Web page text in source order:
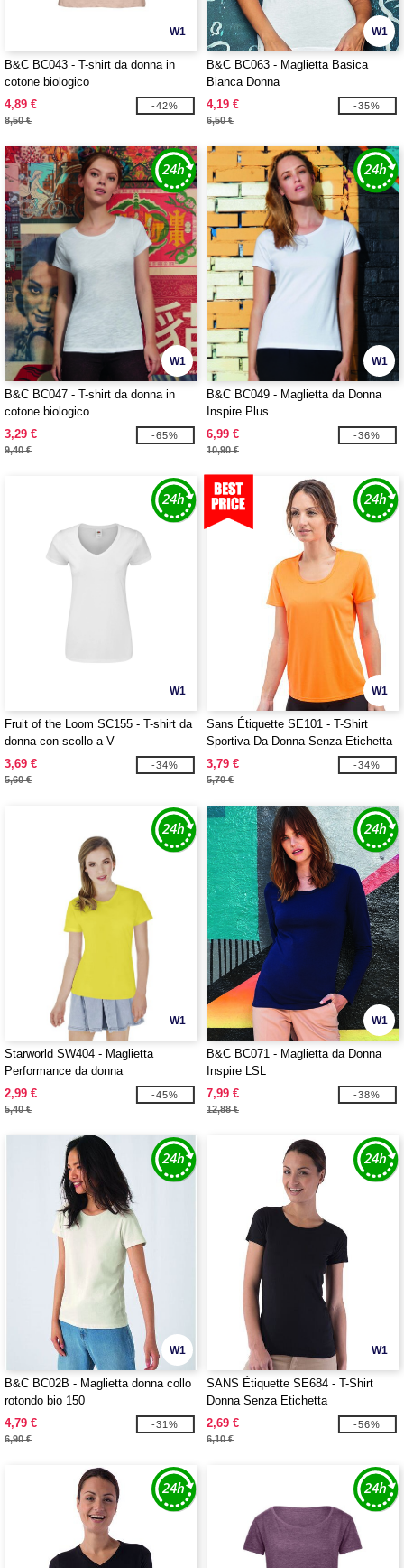
W1
B&C BC043 - T-shirt da donna in
cotone biologico
4,89 €
8,50 €
-42%
W1
B&C BC063 - Maglietta Basica
Bianca Donna
4,19 €
6,50 €
-35%
W1
B&C BC047 - T-shirt da donna in
cotone biologico
3,29 €
9,40 €
-65%
W1
B&C BC049 - Maglietta da Donna
Inspire Plus
6,99 €
10,90 €
-36%
W1
Fruit of the Loom SC155 - T-shirt da
donna con scollo a V
3,69 €
5,60 €
-34%
W1
Sans Étiquette SE101 - T-Shirt
Sportiva Da Donna Senza Etichetta
3,79 €
5,70 €
-34%
W1
Starworld SW404 - Maglietta
Performance da donna
2,99 €
5,40 €
-45%
W1
B&C BC071 - Maglietta da Donna
Inspire LSL
7,99 €
12,88 €
-38%
W1
B&C BC02B - Maglietta donna collo
rotondo bio 150
4,79 €
6,90 €
-31%
W1
SANS Étiquette SE684 - T-Shirt
Donna Senza Etichetta
2,69 €
6,10 €
-56%